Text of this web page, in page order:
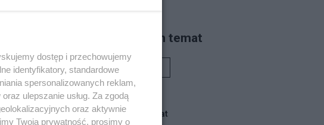
Piszą na ten temat
Blogi na ten temat
dostęp i przechowujemy
identyfikatory, standardowe
spersonalizowanych reklam,
ulepszanie usług. Za zgodą
oraz aktywnie
Twoją prywatność, prosimy o